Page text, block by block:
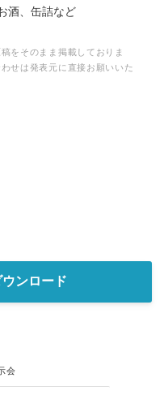
、缶詰など
をそのまま掲載しておりま
せは発表元に直接お願いいた
ンロード
会